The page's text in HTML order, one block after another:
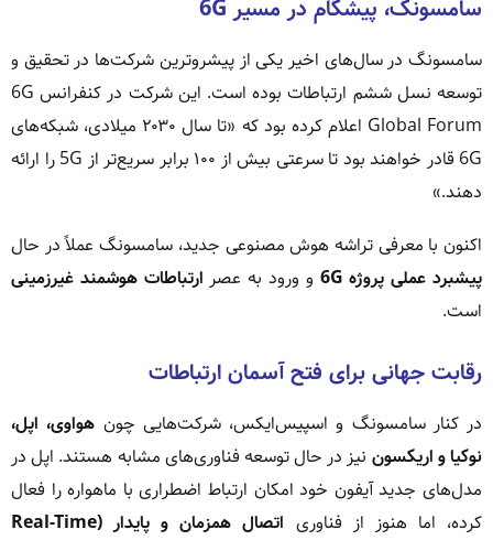
سامسونگ، پیشگام در مسیر 6G
سامسونگ در سال‌های اخیر یکی از پیشروترین شرکت‌ها در تحقیق و
توسعه نسل ششم ارتباطات بوده است. این شرکت در کنفرانس 6G
Global Forum اعلام کرده بود که «تا سال ۲۰۳۰ میلادی، شبکه‌های
6G قادر خواهند بود تا سرعتی بیش از ۱۰۰ برابر سریع‌تر از 5G را ارائه
دهند.»
اکنون با معرفی تراشه هوش مصنوعی جدید، سامسونگ عملاً در حال
پیشبرد عملی پروژه 6G
و ورود به عصر ارتباطات هوشمند غیرزمینی
است.
رقابت جهانی برای فتح آسمان ارتباطات
در کنار سامسونگ و اسپیس‌ایکس، شرکت‌هایی چون هواوی، اپل،
نوکیا و اریکسون نیز در حال توسعه فناوری‌های مشابه هستند. اپل در
مدل‌های جدید آیفون خود امکان ارتباط اضطراری با ماهواره را فعال
کرده، اما هنوز از فناوری
اتصال همزمان و پایدار (Real-Time